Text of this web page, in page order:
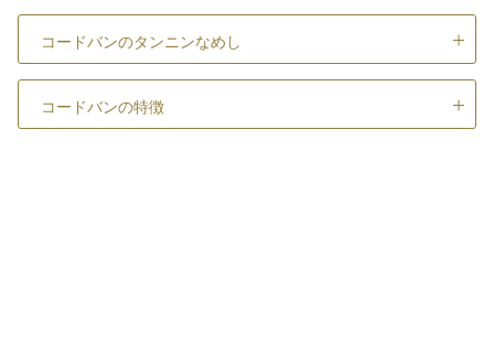
コードバンのタンニンなめし
コードバンの特徴